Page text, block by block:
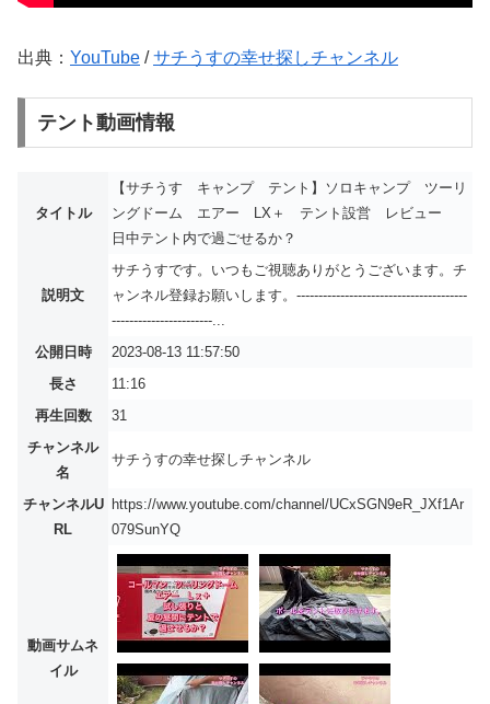
出典： YouTube /サチうすの幸せ探しチャンネル
テント動画情報
タイトル
【サチうす キャンプ テント】ソロキャンプ ツーリ
ングドーム エアー LX＋ テント設営 レビュー
日中テント内で過ごせるか？
説明文
サチうすです。いつもご視聴ありがとうございます。チ
ャンネル登録お願いします。---------------------------------------
-----------------------...
公開日時
2023-08-13 11:57:50
長さ
11:16
再生回数
31
チャンネル
名
サチうすの幸せ探しチャンネル
チャンネルU
RL
https://www.youtube.com/channel/UCxSGN9eR_JXf1Ar
079SunYQ
動画サムネ
イル